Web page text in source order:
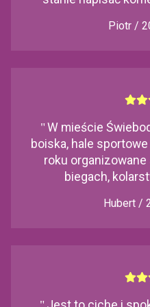
Piotr /
"W mieście
boiska, hale
roku
biegach,
Hubert /